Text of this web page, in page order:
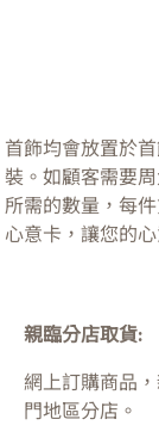
首飾均會放置於
裝。如顧客需要
所需的數量，每
心意卡，讓您的
親臨分店取貨:
網上訂購商品
門地區分店。